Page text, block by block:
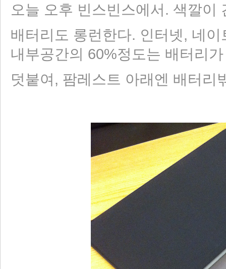
오늘 오후 빈스빈스에서. 색깔이
배터리도 롱런한다. 인터넷, 네
내부공간의 60%정도는 배터리
덧붙여, 팜레스트 아래엔 배터리